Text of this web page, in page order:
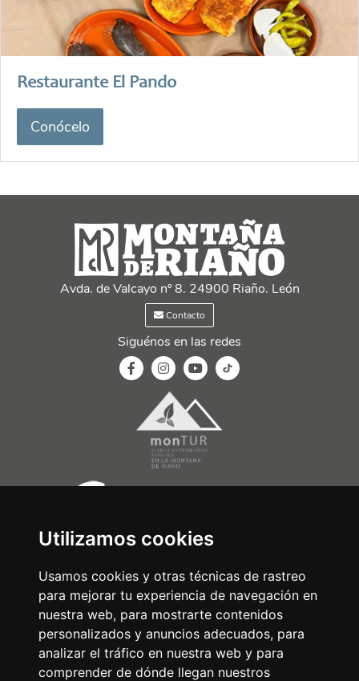
Utilizamos cookies
Usamos cookies y otras técnicas de rastreo
para mejorar tu experiencia de navegación en
nuestra web, para mostrarte contenidos
personalizados y anuncios adecuados, para
analizar el tráfico en nuestra web y para
comprender de dónde llegan nuestros
Restaurante El Pando
Conócelo
Avda. de Valcayo nº 8. 24900 Riaño. León
Contacto
Siguénos en las redes